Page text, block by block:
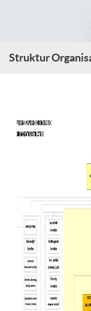
Struktur